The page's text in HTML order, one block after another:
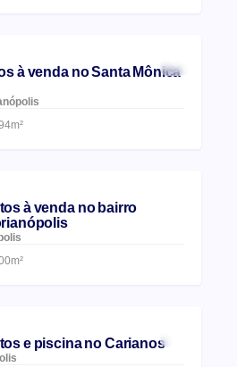
à venda no Santa Mônica
à venda no bairro
e piscina no Carianos